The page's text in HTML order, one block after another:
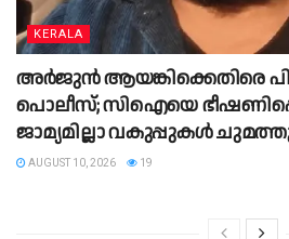
KERALA
അർജുൻ ആയങ്കിക്കെതിരെ
പൊലീസ്; സിഐയെ
ജാമ്യമില്ലാ വകുപ്പുകൾ
AUGUST 10, 2026 19